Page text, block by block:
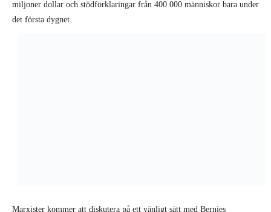
kommer också att varna för de påtryckningar som kommer att användas